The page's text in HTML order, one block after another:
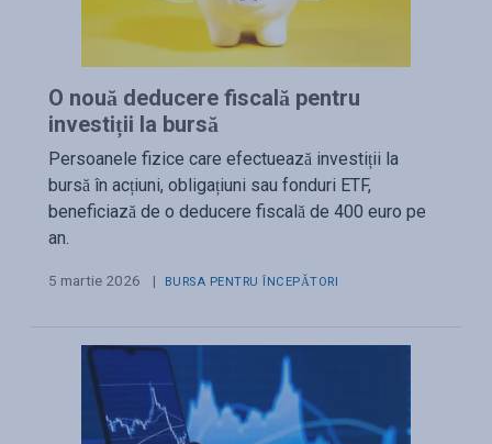
O nouă deducere fiscală pentru
investiții la bursă
Persoanele fizice care efectuează investiții la
bursă în acțiuni, obligațiuni sau fonduri ETF,
beneficiază de o deducere fiscală de 400 euro pe
an.
5 martie 2026 | BURSA PENTRU ÎNCEPĂTORI